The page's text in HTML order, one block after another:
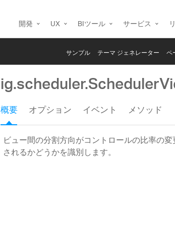
開発 UX BIツール サービス
サンプル テーマ ジェネレーター
概要 オプション イベント メソッド
ビュー間の分割方向がコントロールの比率の
されるかどうかを識別します。